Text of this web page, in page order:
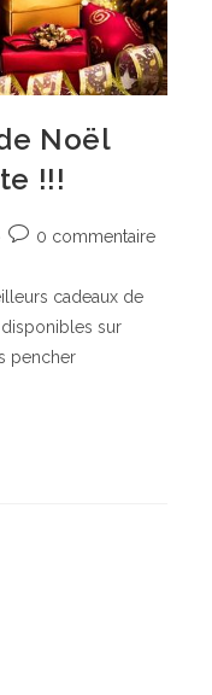
Noël
!!!
Commentaires
la
0 commentaire
cadeaux de
sur
pencher